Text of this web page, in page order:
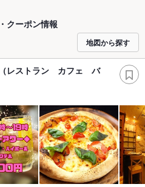
クーポン情報
地図から探す
レストラン カフェ バ